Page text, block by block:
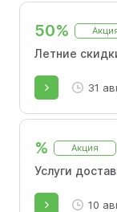
50%
Летние
31
% Акция
Услуги
10